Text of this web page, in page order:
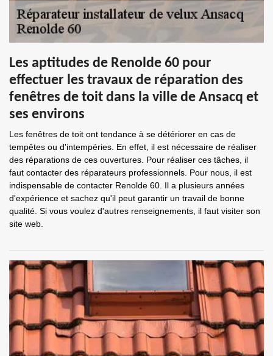
Les aptitudes de Renolde 60 pour
effectuer les travaux de réparation des
fenêtres de toit dans la ville de Ansacq et
ses environs
Les fenêtres de toit ont tendance à se détériorer en cas de
tempêtes ou d'intempéries. En effet, il est nécessaire de réaliser
des réparations de ces ouvertures. Pour réaliser ces tâches, il
faut contacter des réparateurs professionnels. Pour nous, il est
indispensable de contacter Renolde 60. Il a plusieurs années
d'expérience et sachez qu'il peut garantir un travail de bonne
qualité. Si vous voulez d'autres renseignements, il faut visiter son
site web.